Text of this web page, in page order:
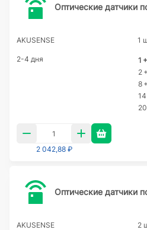
Оптические датчики
AKUSENSE 1
2-4 дня 1 +
2 +
8 +
2 042,88 ₽
Оптические датчики
AKUSENSE 2